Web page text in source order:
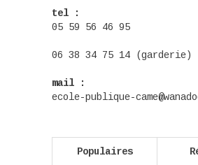
tel :
05 59 56 46 95
06 38 34 75 14 (garderie)
mail :
ecole-publique-
Populaires